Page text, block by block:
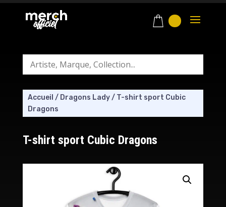
Accueil / Dragons Lady/ T-shirt sport Cubic
Dragons
T-shirt sport Cubic Dragons